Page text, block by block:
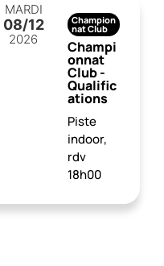
MARDI
08/12
2026
Champion
nat Club
Champi
onnat
Club -
Qualific
ations
Piste
indoor,
rdv
18h00